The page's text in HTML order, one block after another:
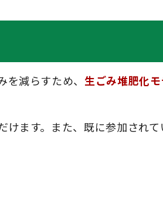
を減らすため、生ごみ堆肥化
ます。また、既に参加されて